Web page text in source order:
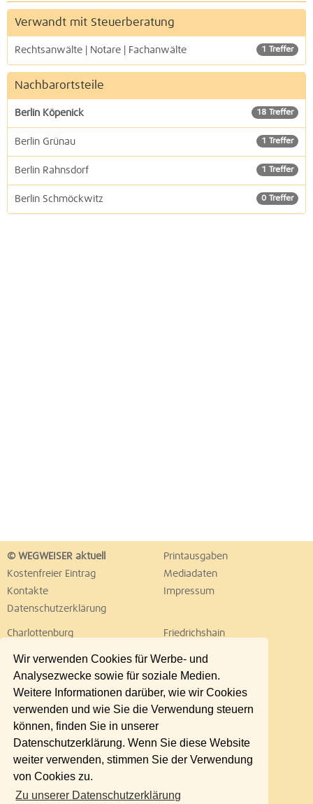
Wir verwenden Cookies für Werbe- und
Analysezwecke sowie für soziale Medien.
Weitere Informationen darüber, wie wir Cookies
verwenden und wie Sie die Verwendung steuern
können, finden Sie in unserer
Datenschutzerklärung. Wenn Sie diese Website
weiter verwenden, stimmen Sie der Verwendung
von Cookies zu.
Zu unserer Datenschutzerklärung
Verwandt mit Steuerberatung
1 Treffer
Rechtsanwälte | Notare | Fachanwälte
Nachbarortsteile
18 Treffer
Berlin Köpenick
1 Treffer
Berlin Grünau
1 Treffer
Berlin Rahnsdorf
0 Treffer
Berlin Schmöckwitz
© WEGWEISER aktuell
Printausgaben
Kostenfreier Eintrag
Mediadaten
Kontakte
Impressum
Datenschutzerklärung
Charlottenburg
Friedrichshain
Lichtenberg
Marzahn
Neukölln
Pankow
Reinickendorf
Schöneberg
Spandau
Steglitz
Tempelhof
Treptow
Umland Ost